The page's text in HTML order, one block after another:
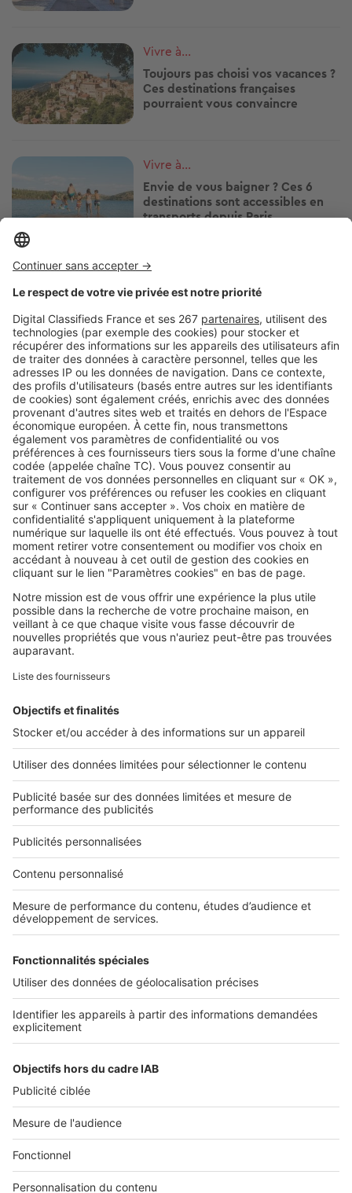
Image
Vivre à...
Toujours pas choisi vos vacances ?
Ces destinations françaises
pourraient vous convaincre
Image
Vivre à...
Envie de vous baigner ? Ces 6
destinations sont accessibles en
transports depuis Paris
Image
Vivre à...
bat son plein toute l'année !
Image
Vivre à...
S'installer au bord de la mer : ces
questions peuvent éviter une
grosse déception
SeLoger c'est aussi
Retrouvez-nous sur ...
L'ENTREPRISE
Qui sommes-nous ?
Nous contacter
Nous recrutons
NOS APPLICATIONS
Découvrez nos applications
Tous nos services pro
Accès client
Mes annonces sur SeLoger
À DÉCOUVRIR
Tout l'immobilier
Toutes les villes
Tous les départements
Toutes les régions
SeLoger © 1992 - 2023